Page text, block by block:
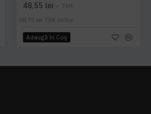
48,55 lei + TVA
58,75 lei TVA inclus
Adaugă în Coş